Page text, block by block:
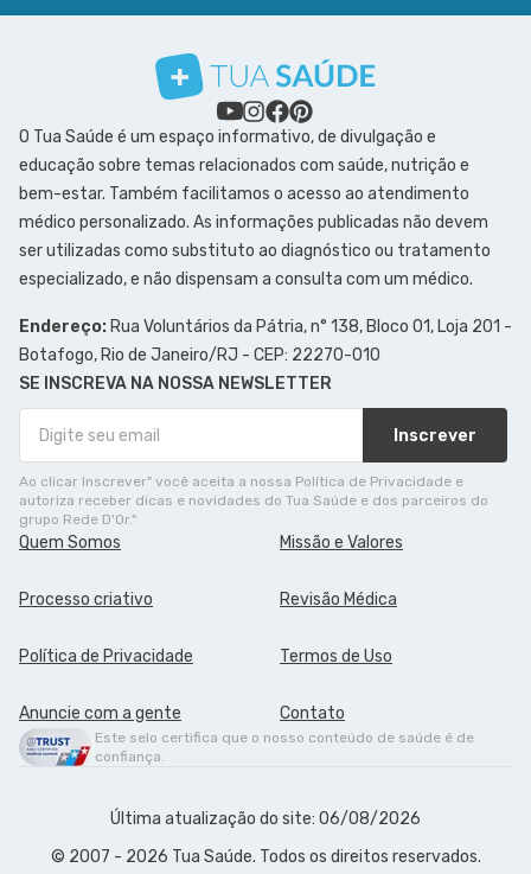
O Tua Saúde é um espaço informativo, de divulgação e
educação sobre temas relacionados com saúde, nutrição e
bem-estar. Também facilitamos o acesso ao atendimento
médico personalizado. As informações publicadas não devem
ser utilizadas como substituto ao diagnóstico ou tratamento
especializado, e não dispensam a consulta com um médico.
Endereço: Rua Voluntários da Pátria, n° 138, Bloco 01, Loja 201 -
Botafogo, Rio de Janeiro/RJ - CEP: 22270-010
SE INSCREVA NA NOSSA NEWSLETTER
Inscrever
Ao clicar Inscrever" você aceita a nossa Política de Privacidade e
autoriza receber dicas e novidades do Tua Saúde e dos parceiros do
grupo Rede D'Or."
Quem Somos Missão e Valores
Processo criativo Revisão Médica
Política de Privacidade Termos de Uso
Anuncie com a gente Contato
Este selo certifica que o nosso conteúdo de saúde é de
confiança.
Última atualização do site: 06/08/2026
© 2007 - 2026 Tua Saúde. Todos os direitos reservados.